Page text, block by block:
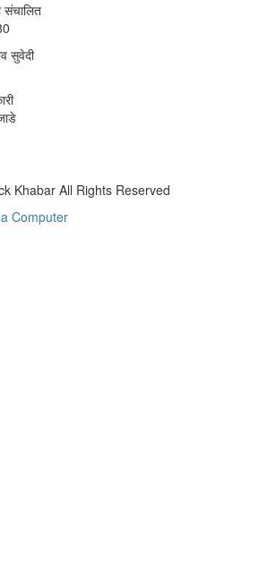
संचालित
सुवेदी
Khabar All Rights Reserved
Computer